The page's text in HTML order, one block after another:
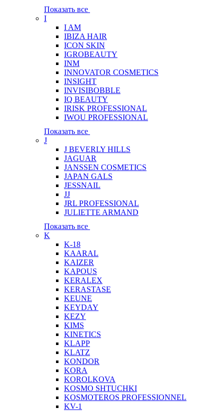
Показать все
I
I AM
IBIZA HAIR
ICON SKIN
IGROBEAUTY
INM
INNOVATOR COSMETICS
INSIGHT
INVISIBOBBLE
IQ BEAUTY
IRISK PROFESSIONAL
IWOU PROFESSIONAL
Показать все
J
J BEVERLY HILLS
JAGUAR
JANSSEN COSMETICS
JAPAN GALS
JESSNAIL
JJ
JRL PROFESSIONAL
JULIETTE ARMAND
Показать все
K
K-18
KAARAL
KAIZER
KAPOUS
KERALEX
KERASTASE
KEUNE
KEYDAY
KEZY
KIMS
KINETICS
KLAPP
KLATZ
KONDOR
KORA
KOROLKOVA
KOSMO SHTUCHKI
KOSMOTEROS PROFESSIONNEL
KV-1